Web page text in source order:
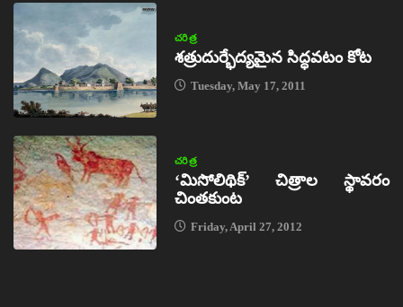
చరిత్ర
శత్రుదుర్భేద్యమైన సిద్ధవటం కోట
Tuesday, May 17, 2011
చరిత్ర
‘మిసోలిథిక్‌’ చిత్రాల స్థావరం
చింతకుంట
Friday, April 27, 2012